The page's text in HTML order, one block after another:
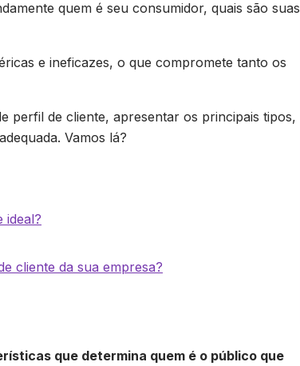
quem é seu consumidor, quais são suas
e ineficazes, o que compromete tanto os
perfil de cliente, apresentar os principais tipos,
Vamos lá?
ideal?
cliente da sua empresa?
que determina quem é o público que